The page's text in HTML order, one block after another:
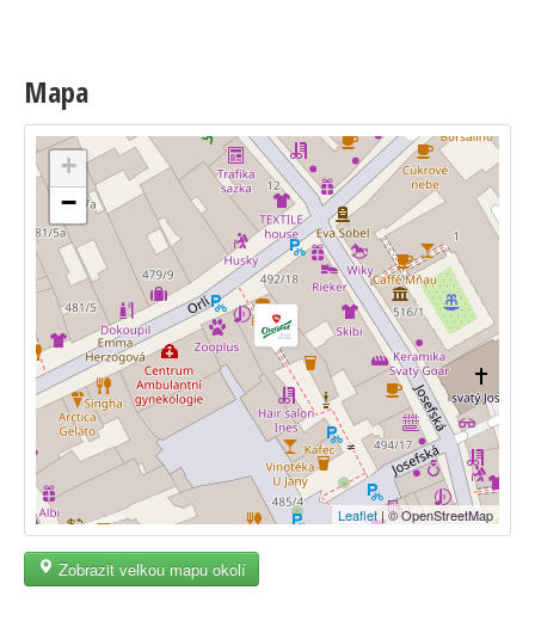
Mapa
+
−
Leaflet| © OpenStreetMap
Zobrazit velkou mapu okolí